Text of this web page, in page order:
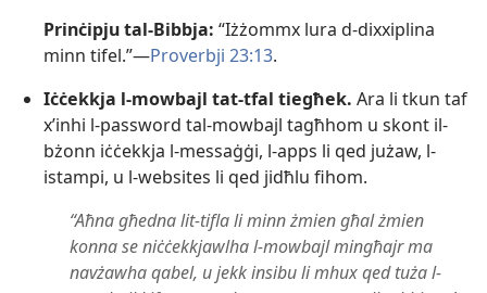
Prinċipju tal-​Bibbja: “Iżżommx lura d-​dixxiplina
minn tifel.”—Proverbji 23:13.
Iċċekkja l-​mowbajl tat-​tfal tiegħek. Ara li tkun taf
x’inhi l-​password tal-​mowbajl tagħhom u skont il-​
bżonn iċċekkja l-​messaġġi, l-​apps li qed jużaw, l-​
istampi, u l-​websites li qed jidħlu fihom.
“Aħna għedna lit-​tifla li minn żmien għal żmien
konna se niċċekkjawlha l-​mowbajl mingħajr ma
navżawha qabel, u jekk insibu li mhux qed tuża l-​